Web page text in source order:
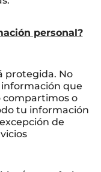
personal?
protegida. No
que
compartimos o
tu información
de